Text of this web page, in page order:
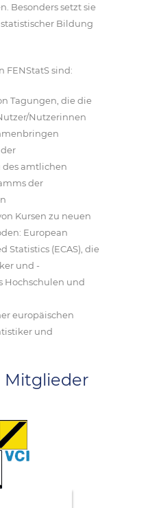
Besonders setzt sie
Bildung
FENStatS sind:
Tagungen, die die
Nutzerinnen
amtlichen
der
Kursen zu neuen
European
Statistics (ECAS), die
und -
Hochschulen und
europäischen
und
Mitglieder